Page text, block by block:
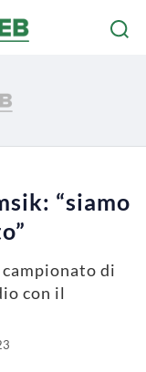
“siamo
di
con il